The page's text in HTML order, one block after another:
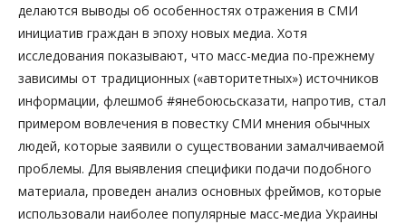
делаются выводы об особенностях отражения в СМИ
инициатив граждан в эпоху новых медиа. Хотя
исследования показывают, что масc-медиа по-прежнему
зависимы от традиционных («авторитетных») источников
информации, флешмоб #янебоюсьсказати, напротив, стал
примером вовлечения в повестку СМИ мнения обычных
людей, которые заявили о существовании замалчиваемой
проблемы. Для выявления специ­фики подачи подобного
материала, проведен анализ основных фреймов, которые
использовали наиболее популярные масс-медиа Украины